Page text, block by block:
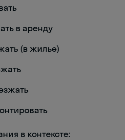
в аренду
(в жилье)
в контексте: